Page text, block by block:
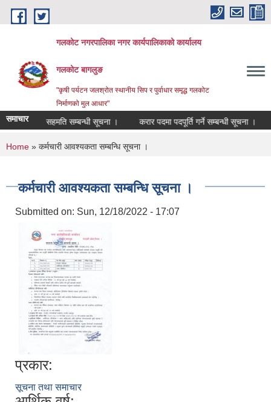
Skip to main content
गलकोट नगरपालिका नगर कार्यपालिकाको कार्यालय
गलकोट बागलुङ
"कृषी पर्यटन जलश्रोत स्थानीय सिप र पुर्वाधार समृद्ध गलकोट
निर्माणको मुल आधार"
समाचारसरूवा सहमति सम्बन्धी सूचना । करार पदमा पदपूर्ति गर्ने सम्बन्धी सूचना ।
You are here
Home » कर्मचारी आवश्यकता सम्बन्धि सूचना ।
कर्मचारी आवश्यकता सम्बन्धि सूचना ।
Submitted on: Sun, 12/18/2022 - 17:07
प्रकार:
सूचना तथा समाचार